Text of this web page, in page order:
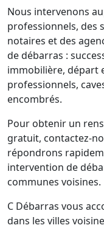
Nous intervenons
professionnels, des
notaires et des
de débarras :
immobilière, départ
professionnels,
encombrés.
Pour obtenir un
gratuit, contactez-
répondrons
intervention de
communes voisines.
C Débarras vous
dans les villes